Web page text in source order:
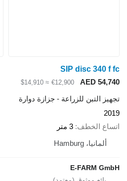
SIP disc 340 f fc
AED 54,740
€12,900
≈ $14,910
تجهيز التبن للزراعة - جزازة دوارة
2019
اتساع الخطف 3 متر
ألمانيا، Hamburg
E-FARM GmbH